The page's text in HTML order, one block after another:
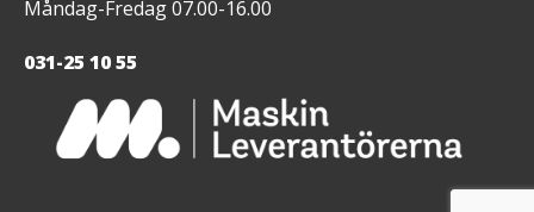
Måndag-Fredag 07.00-16.00
031-25 10 55